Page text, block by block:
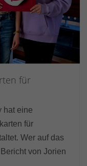
für
hat eine
für
Wer auf das
von Jorien